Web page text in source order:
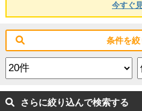
今すぐ
条件を
さらに絞り込んで検索する